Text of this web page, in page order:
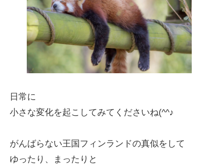
日常に
小さな変化を起こしてみてくださいね(^^♪
がんばらない王国フィンランドの真似をして
ゆったり、まったりと